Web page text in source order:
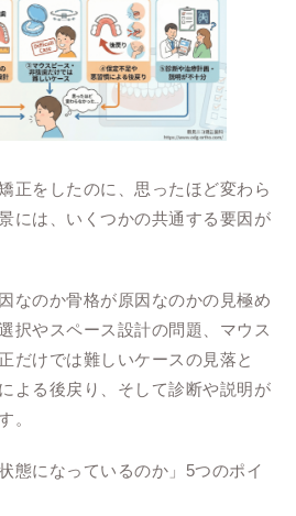
正をしたのに、思ったほど変わら
には、いくつかの共通する要因が
なのか骨格が原因なのかの見極め
択やスペース設計の問題、マウス
だけでは難しいケースの見落と
よる後戻り、そして診断や説明が
。
態になっているのか」5つのポイ